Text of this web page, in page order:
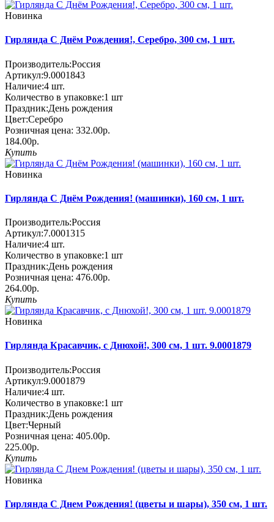
Новинка
Гирлянда С Днём Рождения!, Серебро, 300 см, 1 шт.
Производитель:Россия
Артикул:9.0001843
Наличие:4 шт.
Количество в упаковке:1 шт
Праздник:День рождения
Цвет:Серебро
Розничная цена: 332.00р.
184.00р.
Купить
Новинка
Гирлянда С Днём Рождения! (машинки), 160 см, 1 шт.
Производитель:Россия
Артикул:7.0001315
Наличие:4 шт.
Количество в упаковке:1 шт
Праздник:День рождения
Розничная цена: 476.00р.
264.00р.
Купить
Новинка
Гирлянда Красавчик, с Днюхой!, 300 см, 1 шт. 9.0001879
Производитель:Россия
Артикул:9.0001879
Наличие:4 шт.
Количество в упаковке:1 шт
Праздник:День рождения
Цвет:Черный
Розничная цена: 405.00р.
225.00р.
Купить
Новинка
Гирлянда С Днем Рождения! (цветы и шары), 350 см, 1 шт.